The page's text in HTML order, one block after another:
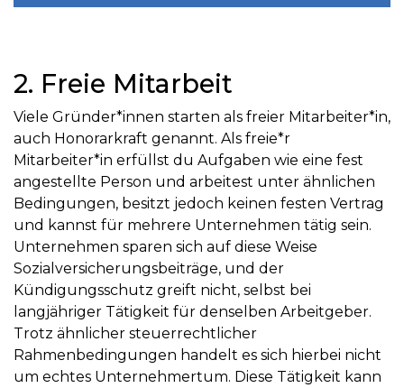
2. Freie Mitarbeit
Viele Gründer*innen starten als freier Mitarbeiter*in,
auch Honorarkraft genannt. Als freie*r
Mitarbeiter*in erfüllst du Aufgaben wie eine fest
angestellte Person und arbeitest unter ähnlichen
Bedingungen, besitzt jedoch keinen festen Vertrag
und kannst für mehrere Unternehmen tätig sein.
Unternehmen sparen sich auf diese Weise
Sozialversicherungsbeiträge, und der
Kündigungsschutz greift nicht, selbst bei
langjähriger Tätigkeit für denselben Arbeitgeber.
Trotz ähnlicher steuerrechtlicher
Rahmenbedingungen handelt es sich hierbei nicht
um echtes Unternehmertum. Diese Tätigkeit kann